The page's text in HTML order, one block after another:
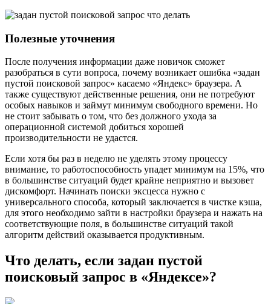
Полезные уточнения
После получения информации даже новичок сможет
разобраться в сути вопроса, почему возникает ошибка «задан
пустой поисковой запрос» касаемо «Яндекс» браузера. А
также существуют действенные решения, они не потребуют
особых навыков и займут минимум свободного времени. Но
не стоит забывать о том, что без должного ухода за
операционной системой добиться хорошей
производительности не удастся.
Если хотя бы раз в неделю не уделять этому процессу
внимание, то работоспособность упадет минимум на 15%, что
в большинстве ситуаций будет крайне неприятно и вызовет
дискомфорт. Начинать поиски эксцесса нужно с
универсального способа, который заключается в чистке кэша,
для этого необходимо зайти в настройки браузера и нажать на
соответствующие поля, в большинстве ситуаций такой
алгоритм действий оказывается продуктивным.
Что делать, если задан пустой
поисковый запрос в «Яндексе»?